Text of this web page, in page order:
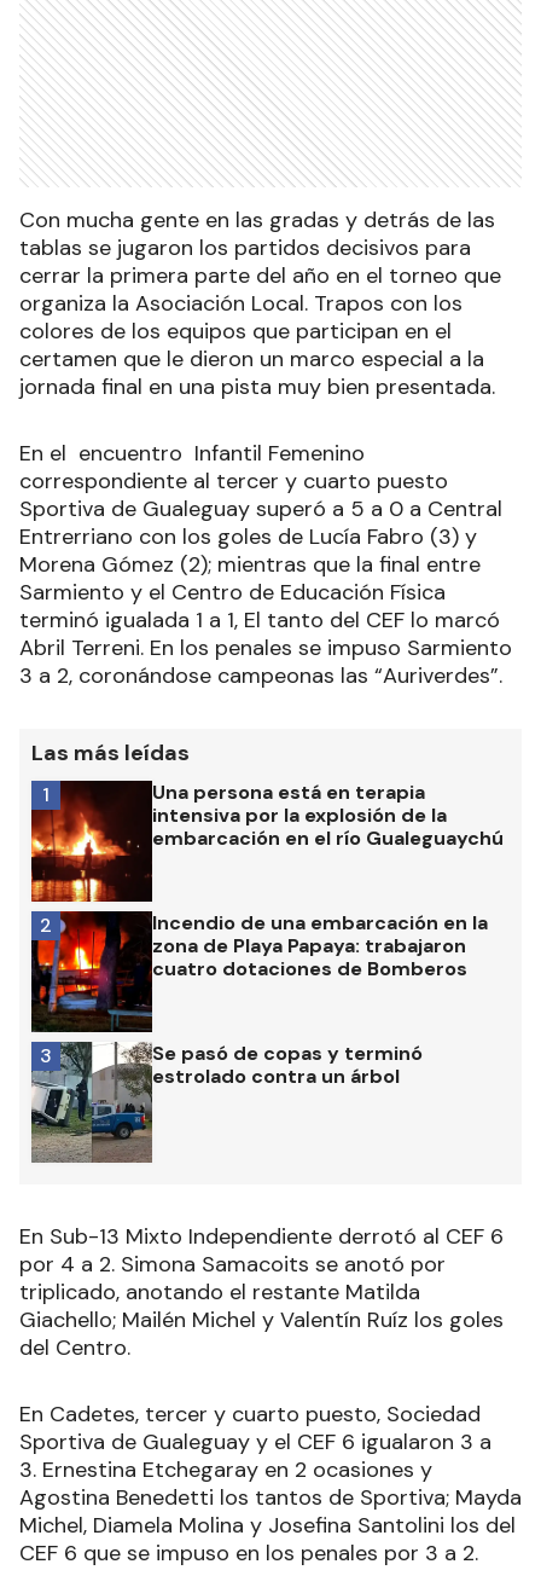
Con mucha gente en las gradas y detrás de las
tablas se jugaron los partidos decisivos para
cerrar la primera parte del año en el torneo que
organiza la Asociación Local. Trapos con los
colores de los equipos que participan en el
certamen que le dieron un marco especial a la
jornada final en una pista muy bien presentada.
En el encuentro Infantil Femenino
correspondiente al tercer y cuarto puesto
Sportiva de Gualeguay superó a 5 a 0 a Central
Entrerriano con los goles de Lucía Fabro (3) y
Morena Gómez (2); mientras que la final entre
Sarmiento y el Centro de Educación Física
terminó igualada 1 a 1, El tanto del CEF lo marcó
Abril Terreni. En los penales se impuso Sarmiento
3 a 2, coronándose campeonas las “Auriverdes”.
Las más leídas
Una persona está en terapia
intensiva por la explosión de la
embarcación en el río Gualeguaychú
1
Incendio de una embarcación en la
zona de Playa Papaya: trabajaron
cuatro dotaciones de Bomberos
2
Se pasó de copas y terminó
estrolado contra un árbol
3
En Sub-13 Mixto Independiente derrotó al CEF 6
por 4 a 2. Simona Samacoits se anotó por
triplicado, anotando el restante Matilda
Giachello; Mailén Michel y Valentín Ruíz los goles
del Centro.
En Cadetes, tercer y cuarto puesto, Sociedad
Sportiva de Gualeguay y el CEF 6 igualaron 3 a
3. Ernestina Etchegaray en 2 ocasiones y
Agostina Benedetti los tantos de Sportiva; Mayda
Michel, Diamela Molina y Josefina Santolini los del
CEF 6 que se impuso en los penales por 3 a 2.